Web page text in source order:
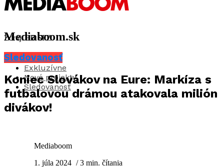
Mediaboom.sk
Aktuality
Exkluzívne
Nové projekty
Sledovanosť
Zdroj: FB SFZ
Sledovanosť
Koniec Slovákov na Eure: Markíza s
futbalovou drámou atakovala milión
divákov!
Mediaboom
1. júla 2024 / 3 min. čítania